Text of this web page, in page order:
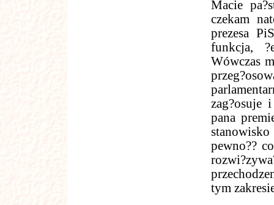
Macie
czekam
prezesa
funkcja,
Wówczas
zag?osuje
pana
stanowisko
pewno??
tym